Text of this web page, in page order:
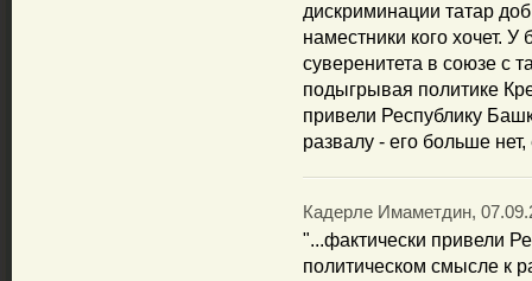
дискриминации татар
наместники кого хочет.
суверенитета в союзе с
подыгрывая политике
привели Республику
развалу - его больше
Кадерле Имаметдин,
"...фактически привели
политическом смысле к